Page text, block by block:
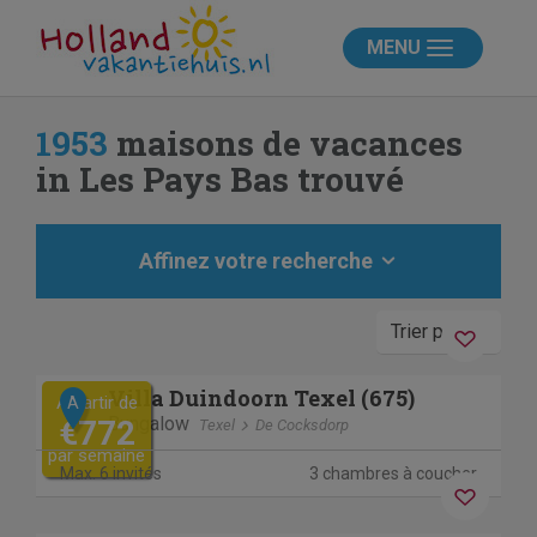
MENU
1953 maisons de vacances
in Les Pays Bas trouvé
Affinez votre recherche
Trier par
Previous
A partir de
€772
par semaine
A Villa Duindoorn Texel (675)
Bungalow Texel De Cocksdorp
Max. 6 invités 3 chambres à coucher